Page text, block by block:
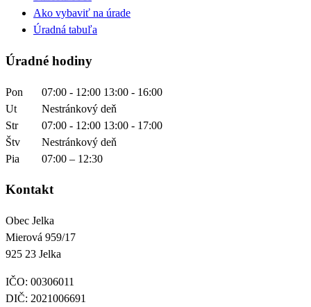
Ako vybaviť na úrade
Úradná tabuľa
Úradné hodiny
Pon
07:00 - 12:00 13:00 - 16:00
Ut
Nestránkový deň
Str
07:00 - 12:00 13:00 - 17:00
Štv
Nestránkový deň
Pia
07:00 – 12:30
Kontakt
Obec Jelka
Mierová 959/17
925 23 Jelka
IČO: 00306011
DIČ: 2021006691